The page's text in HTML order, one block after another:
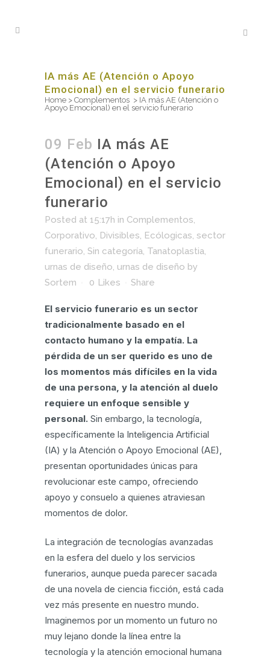
IA más AE (Atención o Apoyo
Emocional) en el servicio funerario
Home > Complementos > IA más AE (Atención o
Apoyo Emocional) en el servicio funerario
09 Feb IA más AE
(Atención o Apoyo
Emocional) en el servicio
funerario
Posted at 15:17h in Complementos,
Corporativo, Divisibles, Ecólogicas, sector
funerario, Sin categoría, Tanatoplastia,
urnas de diseño, urnas de diseño by
Sortem
0 Likes Share
El servicio funerario es un sector
tradicionalmente basado en el
contacto humano y la empatía. La
pérdida de un ser querido es uno de
los momentos más difíciles en la vida
de una persona, y la atención al duelo
requiere un enfoque sensible y
personal. Sin embargo, la tecnología,
específicamente la Inteligencia Artificial
(IA) y la Atención o Apoyo Emocional (AE),
presentan oportunidades únicas para
revolucionar este campo, ofreciendo
apoyo y consuelo a quienes atraviesan
momentos de dolor.
La integración de tecnologías avanzadas
en la esfera del duelo y los servicios
funerarios, aunque pueda parecer sacada
de una novela de ciencia ficción, está cada
vez más presente en nuestro mundo.
Imaginemos por un momento un futuro no
muy lejano donde la línea entre la
tecnología y la atención emocional humana